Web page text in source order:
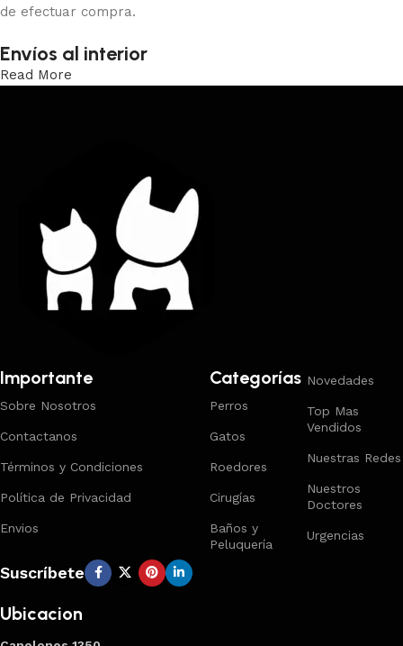
de efectuar compra.
Envíos al interior
Read More
Importante
Sobre Nosotros
Contactanos
Términos y Condiciones
Política de Privacidad
Envios
Categorías
Perros
Gatos
Roedores
Cirugías
Baños y
Peluquería
Novedades
Top Mas
Vendidos
Nuestras Redes
Nuestros
Doctores
Urgencias
Suscríbete
Ubicacion